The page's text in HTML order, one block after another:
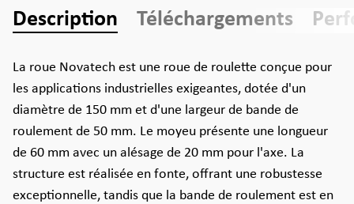
Description Téléchargements
La roue Novatech est une roue de roulette conçue pour
les applications industrielles exigeantes, dotée d'un
diamètre de 150 mm et d'une largeur de bande de
roulement de 50 mm. Le moyeu présente une longueur
de 60 mm avec un alésage de 20 mm pour l'axe. La
structure est réalisée en fonte, offrant une robustesse
exceptionnelle, tandis que la bande de roulement est en